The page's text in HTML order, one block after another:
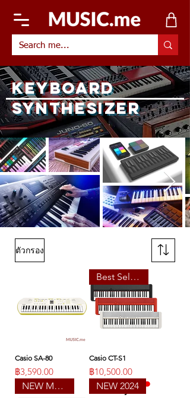
KEYBOARD
SYNTHESIZER
ตัวกรอง
Casio SA-80
ราคา
฿3,590.00
Best Sellers
Casio CT-S1
ราคา
฿10,500.00
NEW MODEL
NEW 2024